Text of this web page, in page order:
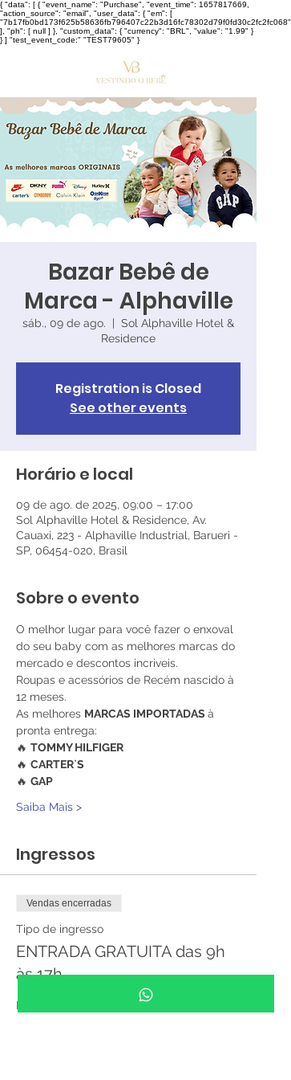
{ "data": [ { "event_name": "Purchase", "event_time": 1657817669,
"action_source": "email", "user_data": { "em": [
"7b17fb0bd173f625b58636fb796407c22b3d16fc78302d79f0fd30c2fc2fc068"
], "ph": [ null ] }, "custom_data": { "currency": "BRL", "value": "1.99" }
} ] "test_event_code:" "TEST79605" }
Bazar Bebê de
Marca - Alphaville
sáb., 09 de ago.
Sol Alphaville Hotel &
Residence
Registration is Closed
See other events
Horário e local
09 de ago. de 2025, 09:00 – 17:00
Sol Alphaville Hotel & Residence, Av.
Cauaxi, 223 - Alphaville Industrial, Barueri -
SP, 06454-020, Brasil
Sobre o evento
O melhor lugar para você fazer o enxoval
do seu baby com as melhores marcas do
mercado e descontos incriveis.
Roupas e acessórios de Recém nascido à
12 meses.
As melhores MARCAS IMPORTADAS à
pronta entrega:
🔥 TOMMY HILFIGER
🔥 CARTER`S
🔥 GAP
Saiba Mais >
Ingressos
Vendas encerradas
Tipo de ingresso
ENTRADA GRATUITA das 9h
às 17h
Preço